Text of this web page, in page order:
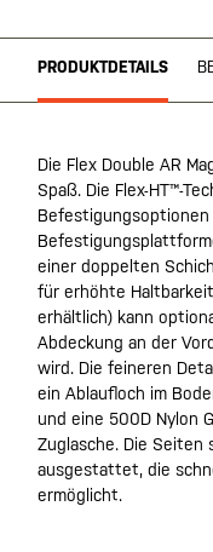
PRODUKTDETAILS
Die Flex Double AR
Spaß. Die Flex-HT™-
Befestigungsoptionen
einer doppelten
für erhöhte
erhältlich) kann
Abdeckung an der
wird. Die feineren
ein Ablaufloch im
und eine 500D Nylon
Zuglasche. Die Seiten
ausgestattet, die
ermöglicht.